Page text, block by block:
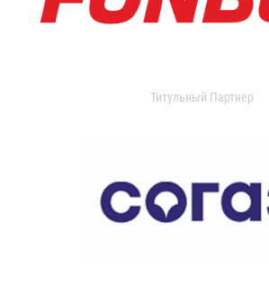
Титульный Партнер